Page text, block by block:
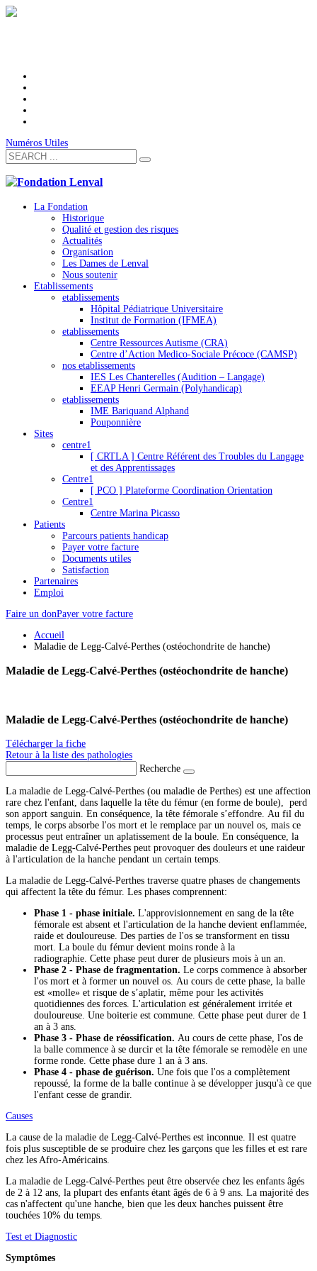
Numéros Utiles
La Fondation
Historique
Qualité et gestion des risques
Actualités
Organisation
Les Dames de Lenval
Nous soutenir
Etablissements
etablissements
Hôpital Pédiatrique Universitaire
Institut de Formation (IFMEA)
etablissements
Centre Ressources Autisme (CRA)
Centre d’Action Medico-Sociale Précoce (CAMSP)
nos etablissements
IES Les Chanterelles (Audition – Langage)
EEAP Henri Germain (Polyhandicap)
etablissements
IME Bariquand Alphand
Pouponnière
Sites
centre1
[ CRTLA ] Centre Référent des Troubles du Langage
et des Apprentissages
Centre1
[ PCO ] Plateforme Coordination Orientation
Centre1
Centre Marina Picasso
Patients
Parcours patients handicap
Payer votre facture
Documents utiles
Satisfaction
Partenaires
Emploi
Faire un donPayer votre facture
Accueil
Maladie de Legg-Calvé-Perthes (ostéochondrite de hanche)
Maladie de Legg-Calvé-Perthes (ostéochondrite de hanche)
Maladie de Legg-Calvé-Perthes (ostéochondrite de hanche)
Télécharger la fiche
Retour à la liste des pathologies
Recherche
La maladie de Legg-Calvé-Perthes (ou maladie de Perthes) est une affection
rare chez l'enfant, dans laquelle la tête du fémur (en forme de boule), perd
son apport sanguin. En conséquence, la tête fémorale s’effondre. Au fil du
temps, le corps absorbe l'os mort et le remplace par un nouvel os, mais ce
processus peut entraîner un aplatissement de la boule. En conséquence, la
maladie de Legg-Calvé-Perthes peut provoquer des douleurs et une raideur
à l'articulation de la hanche pendant un certain temps.
La maladie de Legg-Calvé-Perthes traverse quatre phases de changements
qui affectent la tête du fémur. Les phases comprennent:
Phase 1 - phase initiale. L'approvisionnement en sang de la tête
fémorale est absent et l'articulation de la hanche devient enflammée,
raide et douloureuse. Des parties de l'os se transforment en tissu
mort. La boule du fémur devient moins ronde à la
radiographie. Cette phase peut durer de plusieurs mois à un an.
Phase 2 - Phase de fragmentation. Le corps commence à absorber
l'os mort et à former un nouvel os. Au cours de cette phase, la balle
est «molle» et risque de s’aplatir, même pour les activités
quotidiennes des forces. L'articulation est généralement irritée et
douloureuse. Une boiterie est commune. Cette phase peut durer de 1
an à 3 ans.
Phase 3 - Phase de réossification. Au cours de cette phase, l'os de
la balle commence à se durcir et la tête fémorale se remodèle en une
forme ronde. Cette phase dure 1 an à 3 ans.
Phase 4 - phase de guérison. Une fois que l'os a complètement
repoussé, la forme de la balle continue à se développer jusqu'à ce que
l'enfant cesse de grandir.
Causes
La cause de la maladie de Legg-Calvé-Perthes est inconnue. Il est quatre
fois plus susceptible de se produire chez les garçons que les filles et est rare
chez les Afro-Américains.
La maladie de Legg-Calvé-Perthes peut être observée chez les enfants âgés
de 2 à 12 ans, la plupart des enfants étant âgés de 6 à 9 ans. La majorité des
cas n'affectent qu'une hanche, bien que les deux hanches puissent être
touchées 10% du temps.
Test et Diagnostic
Symptômes